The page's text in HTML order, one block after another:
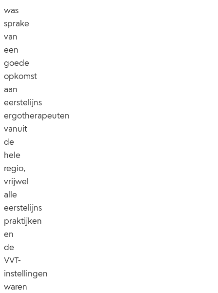
was
sprake
van
een
goede
opkomst
aan
eerstelijns
ergotherapeuten
vanuit
de
hele
regio,
vrijwel
alle
eerstelijns
praktijken
en
de
VVT-
instellingen
waren